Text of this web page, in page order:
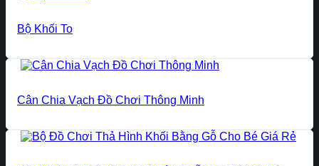
Bộ Khối To
Cân Chia Vạch Đồ Chơi Thông Minh